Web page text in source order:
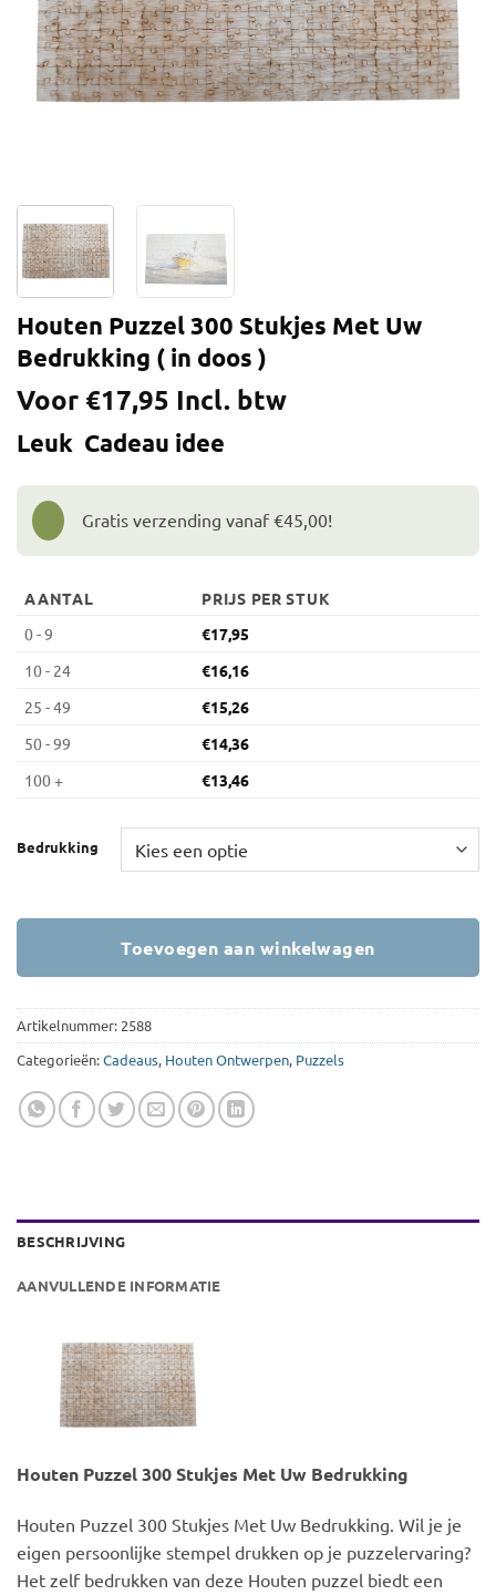
Houten Puzzel 300 Stukjes Met Uw
Bedrukking ( in doos )
Voor €17,95 Incl. btw
Leuk Cadeau idee
Gratis verzending vanaf €45,00!
AANTAL
PRIJS PER STUK
0 - 9
€17,95
10 - 24
€16,16
25 - 49
€15,26
50 - 99
€14,36
100 +
€13,46
Bedrukking
Toevoegen aan winkelwagen
Artikelnummer: 2588
Categorieën:Cadeaus, Houten Ontwerpen, Puzzels
BESCHRIJVING
AANVULLENDE INFORMATIE
Houten Puzzel 300 Stukjes Met Uw Bedrukking
Houten Puzzel 300 Stukjes Met Uw Bedrukking. Wil je je
eigen persoonlijke stempel drukken op je puzzelervaring?
Het zelf bedrukken van deze Houten puzzel biedt een